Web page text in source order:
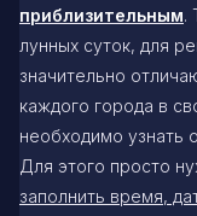
приблизительным.
лунных суток, для
значительно
каждого города в
необходимо узнать
Для этого просто
заполнить время,